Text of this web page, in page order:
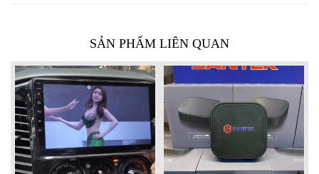
SẢN PHẨM LIÊN QUAN